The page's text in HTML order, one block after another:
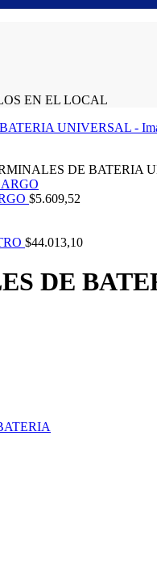
EN EL LOCAL
DE BATERIA
$5.609,52
$44.013,10
DE